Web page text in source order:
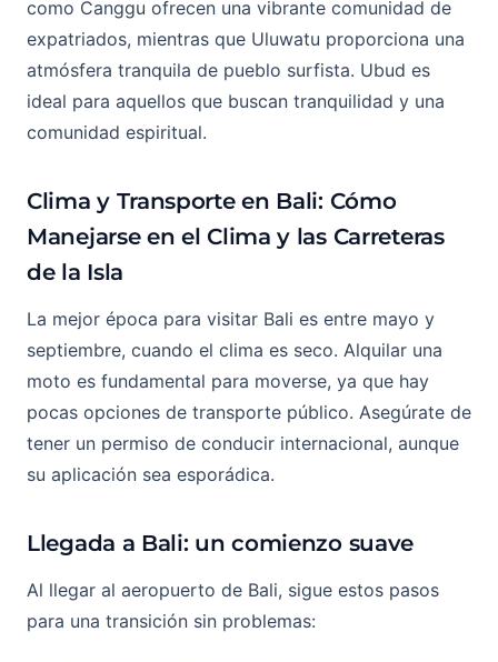
como Canggu ofrecen una vibrante comunidad de
expatriados, mientras que Uluwatu proporciona una
atmósfera tranquila de pueblo surfista. Ubud es
ideal para aquellos que buscan tranquilidad y una
comunidad espiritual.
Clima y Transporte en Bali: Cómo
Manejarse en el Clima y las Carreteras
de la Isla
La mejor época para visitar Bali es entre mayo y
septiembre, cuando el clima es seco. Alquilar una
moto es fundamental para moverse, ya que hay
pocas opciones de transporte público. Asegúrate de
tener un permiso de conducir internacional, aunque
su aplicación sea esporádica.
Llegada a Bali: un comienzo suave
Al llegar al aeropuerto de Bali, sigue estos pasos
para una transición sin problemas: